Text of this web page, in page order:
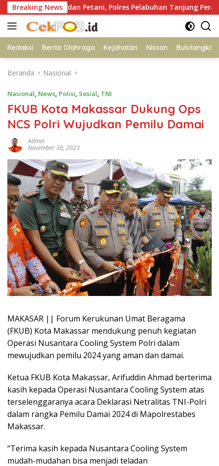
Langsung
ke
konten
Breaking News
dan Petani, Polres Pelabuhan Tanjung Perak Panen
Redaksi Berita Olahraga Kejahatan Nissan Bulutangkis
Beranda Nasional
Nasional, News, Polisi, Sosial, TNI
FKUB Kota Makassar Dukung Ops
NCS Polri Wujudkan Pemilu Damai
Admin
November 30, 2023
MAKASAR || Forum Kerukunan Umat Beragama
(FKUB) Kota Makassar mendukung penuh kegiatan
Operasi Nusantara Cooling System Polri dalam
mewujudkan pemilu 2024 yang aman dan damai.
Ketua FKUB Kota Makassar, Arifuddin Ahmad berterima
kasih kepada Operasi Nusantara Cooling System atas
terselenggaranya acara Deklarasi Netralitas TNI-Polri
dalam rangka Pemilu Damai 2024 di Mapolrestabes
Makassar.
“Terima kasih kepada Nusantara Cooling System
mudah-mudahan bisa menjadi teladan